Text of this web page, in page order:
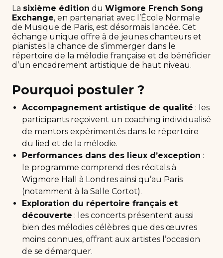
La sixième édition du Wigmore French Song
Exchange, en partenariat avec l’École Normale
de Musique de Paris, est désormais lancée. Cet
échange unique offre à de jeunes chanteurs et
pianistes la chance de s’immerger dans le
répertoire de la mélodie française et de bénéficier
d’un encadrement artistique de haut niveau.
Pourquoi postuler ?
Accompagnement artistique de qualité : les
participants reçoivent un coaching individualisé
de mentors expérimentés dans le répertoire
du lied et de la mélodie.
Performances dans des lieux d’exception :
le programme comprend des récitals à
Wigmore Hall à Londres ainsi qu’au Paris
(notamment à la Salle Cortot).
Exploration du répertoire français et
découverte : les concerts présentent aussi
bien des mélodies célèbres que des œuvres
moins connues, offrant aux artistes l’occasion
de se démarquer.